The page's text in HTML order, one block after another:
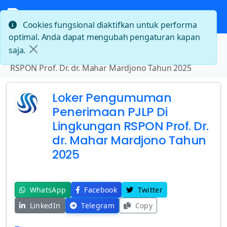
Beranda
Loker Pengumuman Penerimaan PJLP Di Lingkungan
RSPON Prof. Dr. dr. Mahar Mardjono Tahun 2025
Loker Pengumuman
Penerimaan PJLP Di
Lingkungan RSPON Prof. Dr.
dr. Mahar Mardjono Tahun
2025
WhatsApp Facebook
Twitter
LinkedIn
Telegram Copy
Cookies fungsional diaktifkan untuk performa
optimal. Anda dapat mengubah pengaturan kapan
saja.